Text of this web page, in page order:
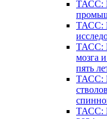
ТАСС:
ТАСС:
ТАСС:
мозга
пять
ТАСС:
ТАСС: